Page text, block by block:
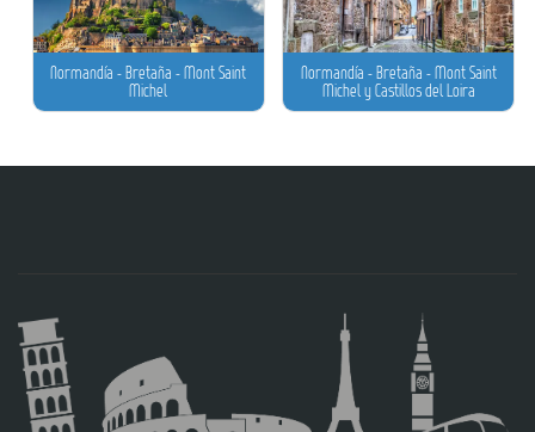
Normandía - Bretaña - Mont Saint
Michel
Normandía - Bretaña - Mont Saint
Michel y Castillos del Loira